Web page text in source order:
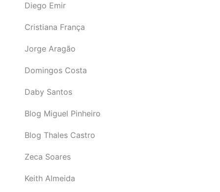
Diego Emir
Cristiana França
Jorge Aragão
Domingos Costa
Daby Santos
Blog Miguel Pinheiro
Blog Thales Castro
Zeca Soares
Keith Almeida